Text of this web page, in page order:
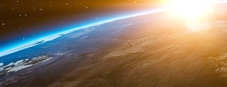
Son interpellation, survenue la semaine
immédiat de la délégation. On imagine sans
estampillé « French Tech 2030 », censé
les partenaires asiatiques, se retrouve
pédocriminalité les plus vastes du continent.
Le paradoxe d’un expert en cybersécurité